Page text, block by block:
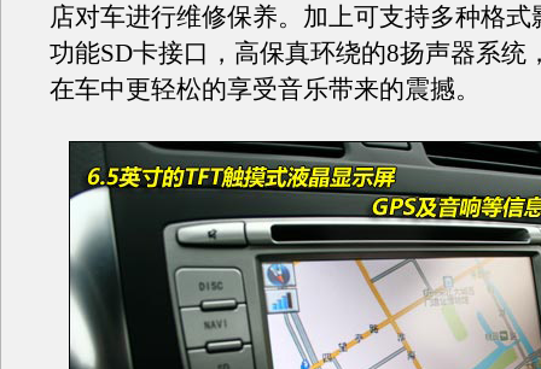
店对车进行维修保养。加上可支持多种格式
功能SD卡接口，高保真环绕的8扬声器系统
在车中更轻松的享受音乐带来的震撼。